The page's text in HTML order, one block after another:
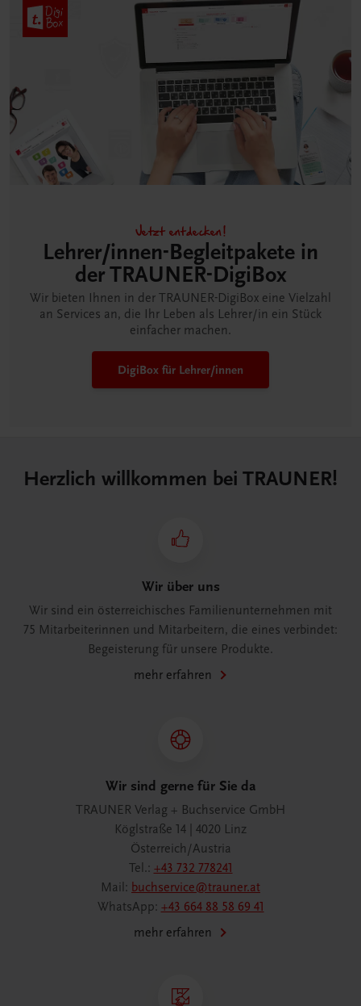
Jetzt entdecken!
Lehrer/innen-Begleitpakete in
der TRAUNER-DigiBox
Wir bieten Ihnen in der TRAUNER-DigiBox eine Vielzahl
an Services an, die Ihr Leben als Lehrer/in ein Stück
einfacher machen.
DigiBox für Lehrer/innen
Herzlich willkommen bei TRAUNER!
Wir über uns
Wir sind ein österreichisches Familienunternehmen mit
75 Mitarbeiterinnen und Mitarbeitern, die eines verbindet:
Begeisterung für unsere Produkte.
mehr erfahren
Wir sind gerne für Sie da
TRAUNER Verlag + Buchservice GmbH
Köglstraße 14 | 4020 Linz
Österreich/Austria
Tel.: +43 732 778241
Mail: buchservice@trauner.at
WhatsApp: +43 664 88 58 69 41
mehr erfahren